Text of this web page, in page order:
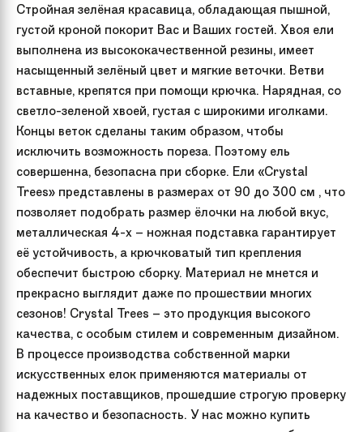
Стройная зелёная красавица, обладающая пышной,
густой кроной покорит Вас и Ваших гостей. Хвоя ели
выполнена из высококачественной резины, имеет
насыщенный зелёный цвет и мягкие веточки. Ветви
вставные, крепятся при помощи крючка. Нарядная, со
светло-зеленой хвоей, густая с широкими иголками.
Концы веток сделаны таким образом, чтобы
исключить возможность пореза. Поэтому ель
совершенна, безопасна при сборке. Ели «Crystal
Trees» представлены в размерах от 90 до 300 см , что
позволяет подобрать размер ёлочки на любой вкус,
металлическая 4-х – ножная подставка гарантирует
её устойчивость, а крючковатый тип крепления
обеспечит быстрою сборку. Материал не мнется и
прекрасно выглядит даже по прошествии многих
сезонов! Crystal Trees – это продукция высокого
качества, с особым стилем и современным дизайном.
В процессе производства собственной марки
искусственных елок применяются материалы от
надежных поставщиков, прошедшие строгую проверку
на качество и безопасность. У нас можно купить